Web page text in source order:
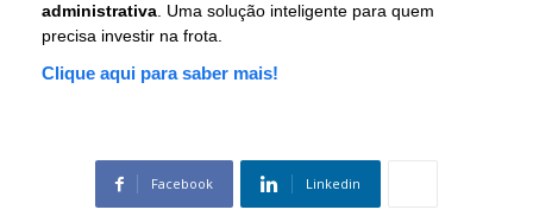
administrativa . Uma solução inteligente para quem
precisa investir na frota.
Clique aqui para saber mais!
Facebook Linkedin